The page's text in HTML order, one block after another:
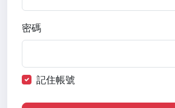
密碼
記住帳號